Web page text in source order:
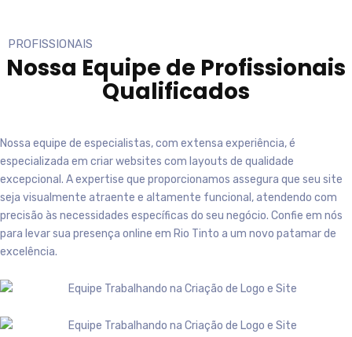
PROFISSIONAIS
Nossa Equipe de Profissionais
Qualificados
Nossa equipe de especialistas, com extensa experiência, é
especializada em criar websites com layouts de qualidade
excepcional. A expertise que proporcionamos assegura que seu site
seja visualmente atraente e altamente funcional, atendendo com
precisão às necessidades específicas do seu negócio. Confie em nós
para levar sua presença online em Rio Tinto a um novo patamar de
excelência.